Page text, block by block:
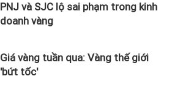
PNJ và SJC lộ sai phạm trong kinh
doanh vàng
Giá vàng tuần qua: Vàng thế giới
'bứt tốc'